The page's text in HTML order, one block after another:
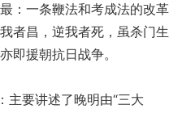
：一条鞭法和考成法的改革
者昌，逆我者死，虽杀门生
即援朝抗日战争。
：主要讲述了晚明由“三大